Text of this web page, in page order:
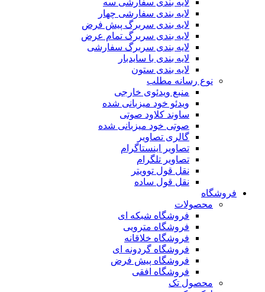
لایه بندی سفارشی سه
لایه بندی سفارشی چهار
لایه بندی سربرگ پیش فرض
لایه بندی سربرگ تمام عرض
لایه بندی سربرگ سفارشی
لایه بندی با سایدبار
لایه بندی ستون
نوع رسانه مطلب
منبع ویدئوی خارجی
ویدئو خود میزبانی شده
ساوند کلاود صوتی
صوتی خود میزبانی شده
گالری تصاویر
تصاویر اینستاگرام
تصاویر تلگرام
نقل قول توویتر
نقل قول ساده
فروشگاه
محصولات
فروشگاه شبکه ای
فروشگاه مترویی
فروشگاه خلاقانه
فروشگاه گردونه ای
فروشگاه پیش فرض
فروشگاه افقی
محصول تک